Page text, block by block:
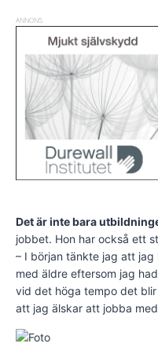
ANNONS
Det är inte bara
jobbet. Hon har också ett
– I början tänkte jag att
med äldre eftersom jag
vid det höga tempo det
att jag älskar att jobba